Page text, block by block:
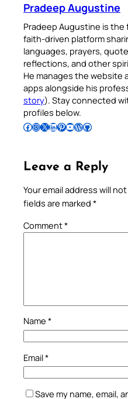
Pradeep Augustine
Pradeep Augustine is the
faith-driven platform
languages, prayers,
reflections, and other
He manages the website
apps alongside his
story). Stay connected
profiles below.
Follow Pradeep on Facebook Follow Pradeep on InstagramFollow Pradeep on X Follow Pradeep on LinkedIn Follow Pradeep on Pinterest Subscribe to Pradeep’s Youtube Channel Follow Pradeep on WordPress Follow Pradeep on GitHub
Leave a Reply
Your email address will
fields are marked *
Comment*
Name *
Email*
Save my name, email,